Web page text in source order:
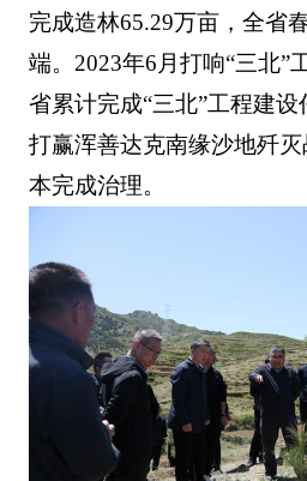
完成造林65.29万亩，全省
端。2023年6月打响“三北”
省累计完成“三北”工程建
打赢浑善达克南缘沙地歼
本完成治理。